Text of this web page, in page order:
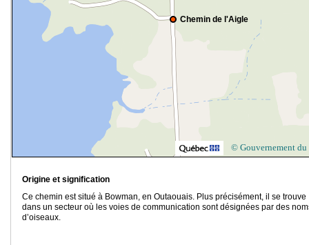
Chemin de l'Aigle
© Gouvernement du
Origine et signification
Ce chemin est situé à Bowman, en Outaouais. Plus précisément, il se trouve
dans un secteur où les voies de communication sont désignées par des
d’oiseaux.